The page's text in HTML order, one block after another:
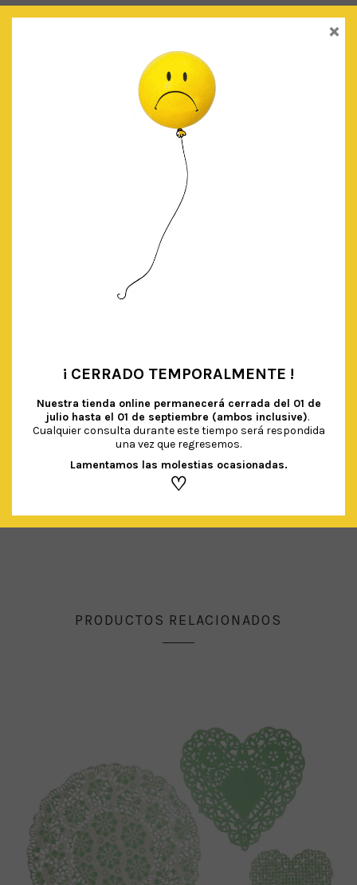
VELAS DEGRADÉ TONOS PASTEL
4.50
PRODUCTOS RELACIONADOS
¡ CERRADO TEMPORALMENTE !
Nuestra tienda online permanecerá cerrada del 01 de
julio hasta el 01 de septiembre (ambos inclusive).
Cualquier consulta durante este tiempo será respondida
una vez que regresemos.
Lamentamos las molestias ocasionadas.
♡
×